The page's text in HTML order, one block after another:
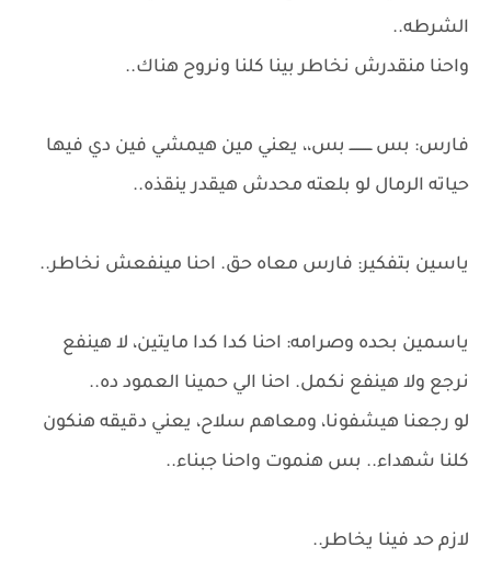
الشرطه..
واحنا منقدرش نخاطر بينا كلنا ونروح هناك..
فارس: بس ــــــــــ بس،، يعني مين هيمشي فين دي فيها
حياته الرمال لو بلعته محدش هيقدر ينقذه..
ياسين بتفكير: فارس معاه حق. احنا مينفعش نخاطر..
ياسمين بحده وصرامه: احنا كدا كدا مايتين، لا هينفع
نرجع ولا هينفع نكمل. احنا الي حمينا العمود ده..
لو رجعنا هيشفونا، ومعاهم سلاح، يعني دقيقه هنكون
كلنا شهداء.. بس هنموت واحنا جبناء..
لازم حد فينا يخاطر..